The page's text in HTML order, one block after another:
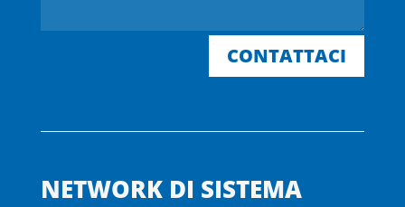
CONTATTACI
NETWORK DI SISTEMA